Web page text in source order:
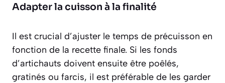
Adapter la cuisson à la finalité
Il est crucial d’ajuster le temps de précuisson en
fonction de la recette finale. Si les fonds
d’artichauts doivent ensuite être poêlés,
gratinés ou farcis, il est préférable de les garder